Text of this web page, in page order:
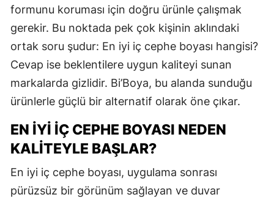
formunu koruması için doğru ürünle çalışmak
gerekir. Bu noktada pek çok kişinin aklındaki
ortak soru şudur: En iyi iç cephe boyası hangisi?
Cevap ise beklentilere uygun kaliteyi sunan
markalarda gizlidir. Bi’Boya, bu alanda sunduğu
ürünlerle güçlü bir alternatif olarak öne çıkar.
EN İYI İÇ CEPHE BOYASI NEDEN
KALITEYLE BAŞLAR?
En iyi iç cephe boyası, uygulama sonrası
pürüzsüz bir görünüm sağlayan ve duvar